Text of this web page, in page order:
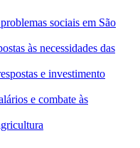
sociais em São
às necessidades das
e investimento
e combate às